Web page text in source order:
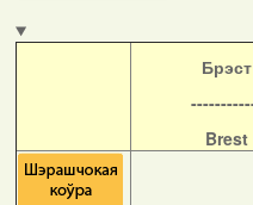
Брэст
Brest